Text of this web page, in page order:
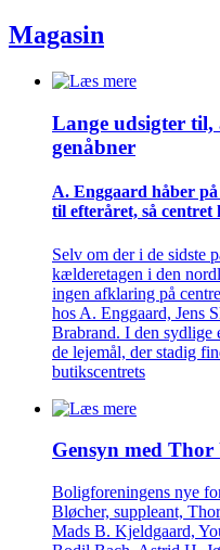
Magasin
Lange udsigter til,
genåbner
A. Enggaard håber
til efteråret, så centret
Selv om der i de sidste
kælderetagen i den
ingen afklaring på
hos A. Enggaard, Jens
Brabrand. I den sydlige
de lejemål, der stadig
butikscentrets
Gensyn med
Boligforeningens nye
Bløcher, suppleant,
Mads B. Kjeldgaard,